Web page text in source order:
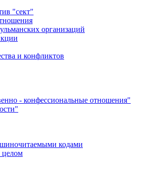
"сект"
организаций
и конфликтов
- конфессиональные отношения"
кодами
целом